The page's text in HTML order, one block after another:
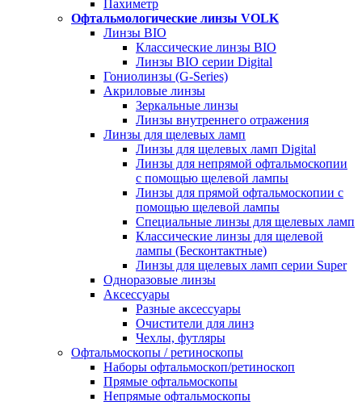
Пахиметр
Офтальмологические линзы VOLK
Линзы BIO
Классические линзы BIO
Линзы BIO серии Digital
Гониолинзы (G-Series)
Акриловые линзы
Зеркальные линзы
Линзы внутреннего отражения
Линзы для щелевых ламп
Линзы для щелевых ламп Digital
Линзы для непрямой офтальмоскопии
с помощью щелевой лампы
Линзы для прямой офтальмоскопии с
помощью щелевой лампы
Специальные линзы для щелевых ламп
Классические линзы для щелевой
лампы (Бесконтактные)
Линзы для щелевых ламп серии Super
Одноразовые линзы
Аксессуары
Разные аксессуары
Очистители для линз
Чехлы, футляры
Офтальмоскопы / ретиноскопы
Наборы офтальмоскоп/ретиноскоп
Прямые офтальмоскопы
Непрямые офтальмоскопы